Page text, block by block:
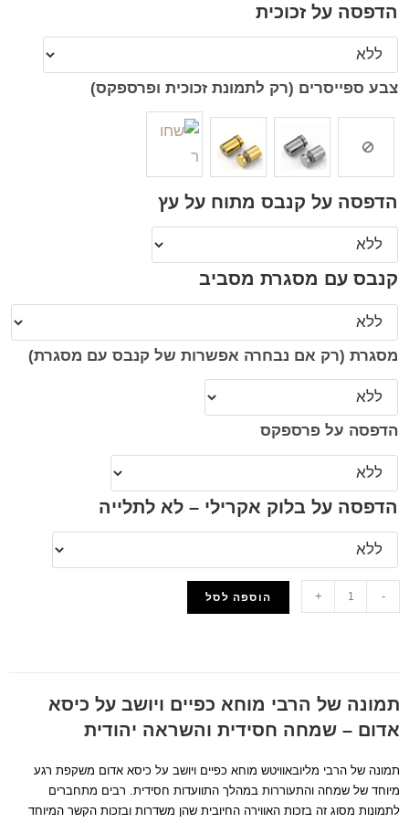
הדפסה על זכוכית
צבע ספייסרים (רק לתמונת זכוכית ופרספקס)
הדפסה על קנבס מתוח על עץ
קנבס עם מסגרת מסביב
מסגרת (רק אם נבחרה אפשרות של קנבס עם מסגרת)
הדפסה על פרספקס
הדפסה על בלוק אקרילי – לא לתלייה
-
+ הוספה לסל
תמונה של הרבי מוחא כפיים ויושב על כיסא
אדום – שמחה חסידית והשראה יהודית
תמונה של הרבי מליובאוויטש מוחא כפיים ויושב על כיסא אדום משקפת רגע
מיוחד של שמחה והתעוררות במהלך התוועדות חסידית. רבים מתחברים
לתמונות מסוג זה בזכות האווירה החיובית שהן משדרות ובזכות הקשר המיוחד